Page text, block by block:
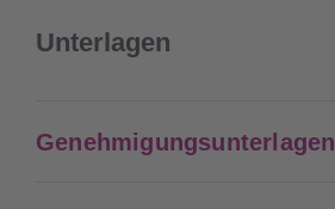
Unterlagen
Genehmigungsunterlagen